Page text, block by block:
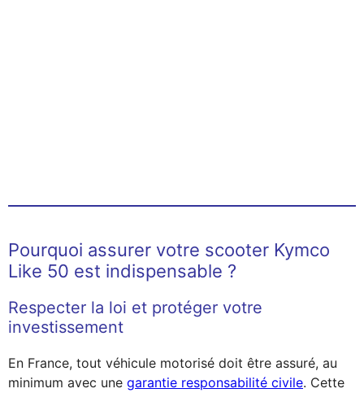
Pourquoi assurer votre scooter Kymco
Like 50 est indispensable ?
Respecter la loi et protéger votre
investissement
En France, tout véhicule motorisé doit être assuré, au
minimum avec une garantie responsabilité civile. Cette